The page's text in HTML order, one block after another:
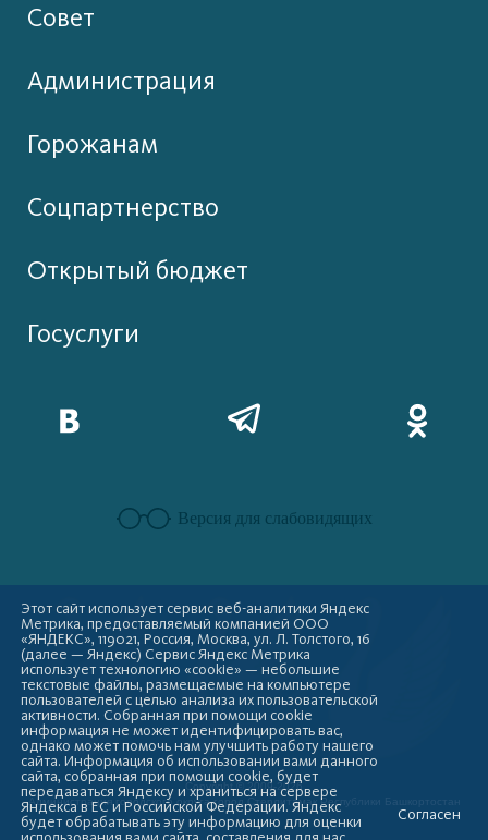
Совет
Администрация
Горожанам
Соцпартнерство
Открытый бюджет
Госуслуги
Версия для слабовидящих
Copyright © 2009-2026
Администрация городского округа город Стерлитамак Республики Башкортостан
Этот сайт использует сервис веб-аналитики Яндекс
Метрика, предоставляемый компанией ООО
«ЯНДЕКС», 119021, Россия, Москва, ул. Л. Толстого, 16
(далее — Яндекс) Сервис Яндекс Метрика
использует технологию «cookie» — небольшие
текстовые файлы, размещаемые на компьютере
пользователей с целью анализа их пользовательской
активности. Собранная при помощи cookie
информация не может идентифицировать вас,
однако может помочь нам улучшить работу нашего
сайта. Информация об использовании вами данного
сайта, собранная при помощи cookie, будет
передаваться Яндексу и храниться на сервере
Яндекса в ЕС и Российской Федерации. Яндекс
будет обрабатывать эту информацию для оценки
Согласен